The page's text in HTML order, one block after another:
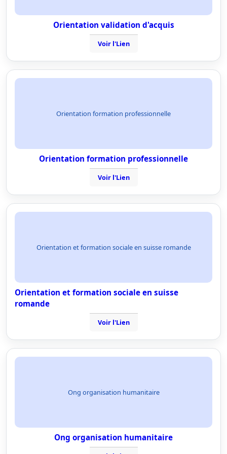
Orientation validation d'acquis
Voir l'Lien
Orientation formation professionnelle
Orientation formation professionnelle
Voir l'Lien
Orientation et formation sociale en suisse romande
Orientation et formation sociale en suisse
romande
Voir l'Lien
Ong organisation humanitaire
Ong organisation humanitaire